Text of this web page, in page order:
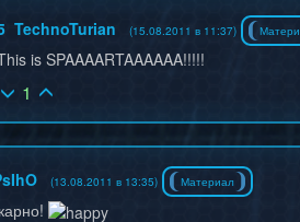
TechnoTurian (15.08.2011 в 11:37)
is SPAAAARTAAAAAA!!!!!
1
(13.08.2011 в 13:35) Материал